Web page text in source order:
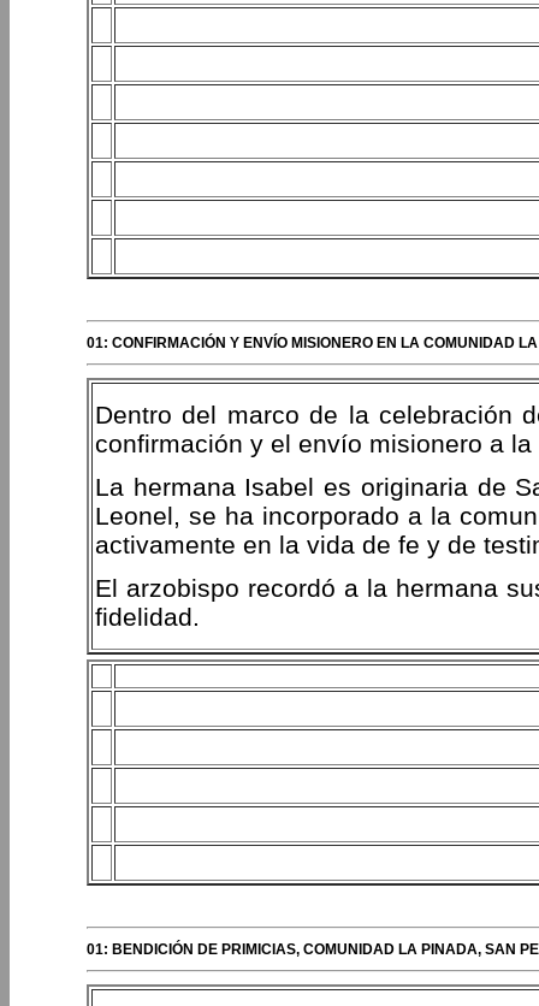
01: CONFIRMACIÓN Y ENVÍO MISIONERO EN LA COMUNIDAD
Dentro del marco de la celebración
confirmación y el envío misionero a
La hermana Isabel es originaria de
Leonel, se ha incorporado a la
activamente en la vida de fe y de
El arzobispo recordó a la hermana
fidelidad.
01: BENDICIÓN DE PRIMICIAS, COMUNIDAD LA PINADA, SAN